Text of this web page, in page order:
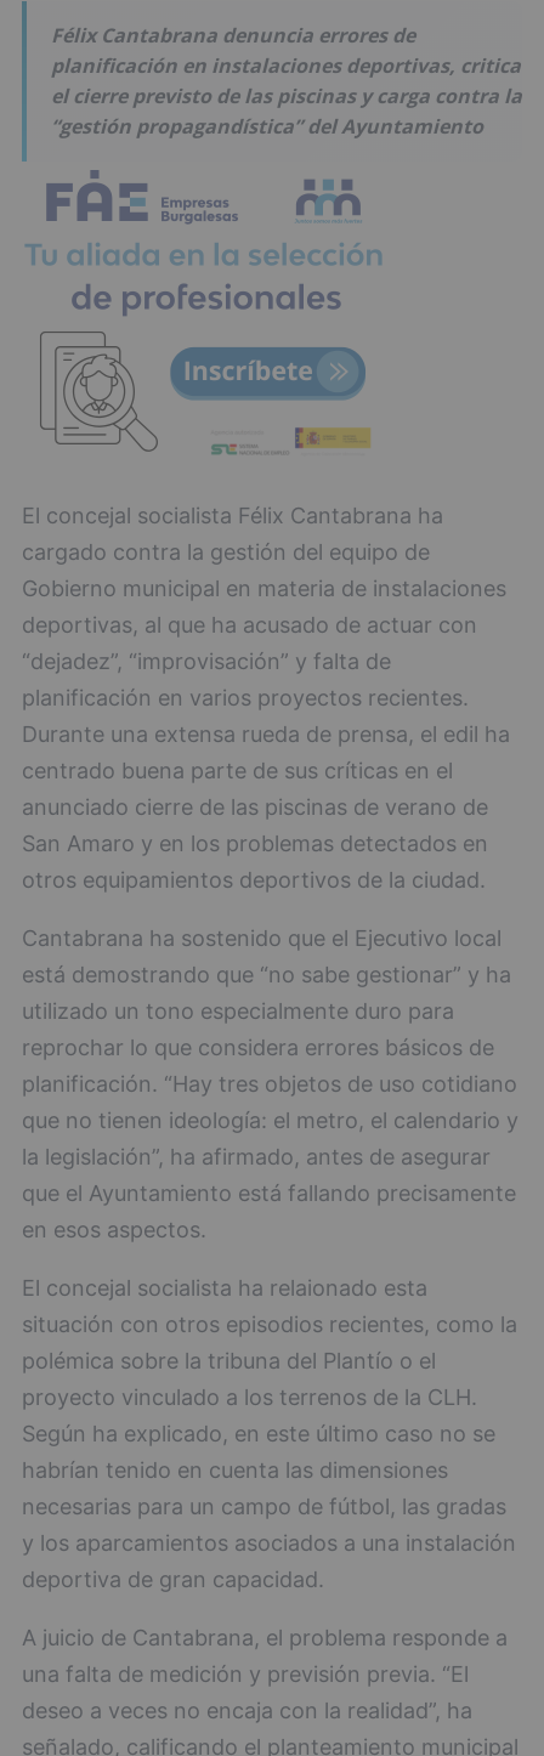
Félix Cantabrana denuncia errores de
planificación en instalaciones deportivas, critica
el cierre previsto de las piscinas y carga contra la
“gestión propagandística” del Ayuntamiento
El concejal socialista Félix Cantabrana ha
cargado contra la gestión del equipo de
Gobierno municipal en materia de instalaciones
deportivas, al que ha acusado de actuar con
“dejadez”, “improvisación” y falta de
planificación en varios proyectos recientes.
Durante una extensa rueda de prensa, el edil ha
centrado buena parte de sus críticas en el
anunciado cierre de las piscinas de verano de
San Amaro y en los problemas detectados en
otros equipamientos deportivos de la ciudad.
Cantabrana ha sostenido que el Ejecutivo local
está demostrando que “no sabe gestionar” y ha
utilizado un tono especialmente duro para
reprochar lo que considera errores básicos de
planificación. “Hay tres objetos de uso cotidiano
que no tienen ideología: el metro, el calendario y
la legislación”, ha afirmado, antes de asegurar
que el Ayuntamiento está fallando precisamente
en esos aspectos.
El concejal socialista ha relaionado esta
situación con otros episodios recientes, como la
polémica sobre la tribuna del Plantío o el
proyecto vinculado a los terrenos de la CLH.
Según ha explicado, en este último caso no se
habrían tenido en cuenta las dimensiones
necesarias para un campo de fútbol, las gradas
y los aparcamientos asociados a una instalación
deportiva de gran capacidad.
A juicio de Cantabrana, el problema responde a
una falta de medición y previsión previa. “El
deseo a veces no encaja con la realidad”, ha
señalado, calificando el planteamiento municipal